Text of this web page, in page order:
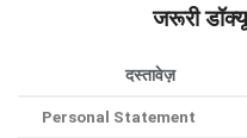
जरूरी
दस्तावेज़
Personal Statement